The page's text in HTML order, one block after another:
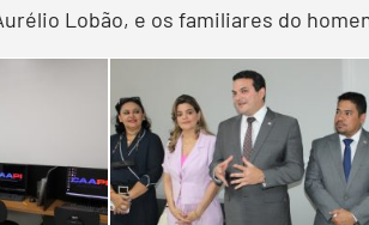
Lobão, e os familiares do